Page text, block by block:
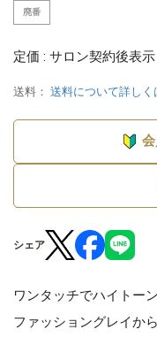
廃番
定価 : サロン契約後表示
送料： 送料について詳しく
シェア
ワンタッチでハイトー
ファッショングレイか